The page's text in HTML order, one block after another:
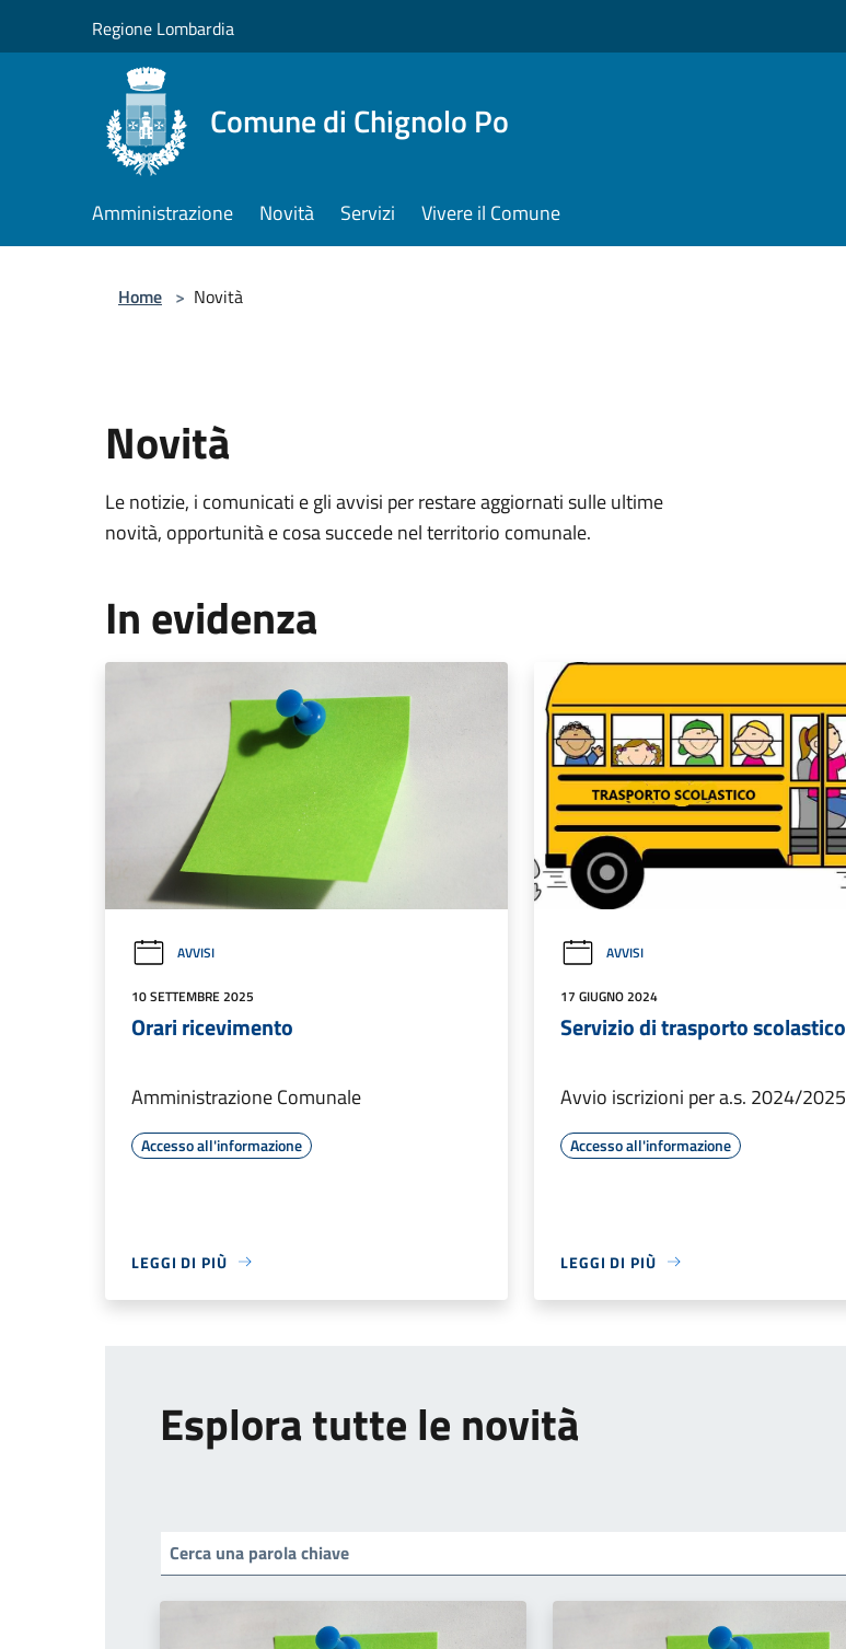
Regione Lombardia
Comune di Chignolo Po
Amministrazione Novità Servizi Vivere il Comune
Home > Novità
Novità
Le notizie, i comunicati e gli avvisi per restare aggiornati sulle ultime
novità, opportunità e cosa succede nel territorio comunale.
In evidenza
AVVISI
10 SETTEMBRE 2025
Orari ricevimento
Amministrazione Comunale
Accesso all'informazione
LEGGI DI PIÙ
AVVISI
17 GIUGNO 2024
Servizio di trasporto scolastico
Avvio iscrizioni per a.s. 2024/2025
Accesso all'informazione
LEGGI DI PIÙ
Esplora tutte le novità